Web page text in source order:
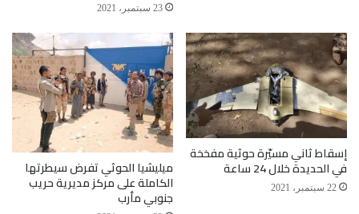
23 سبتمبر، 2021
إسقاط ثاني مسيّرة حوثية مفخخة
في الحديدة خلال 24 ساعة
22 سبتمبر، 2021
ميليشيا الحوثي تفرض سيطرتها
الكاملة على مركز مديرية حريب
جنوبي مأرب